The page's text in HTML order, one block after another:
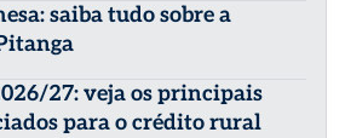
saiba tudo sobre a
27: veja os principais
para o crédito rural